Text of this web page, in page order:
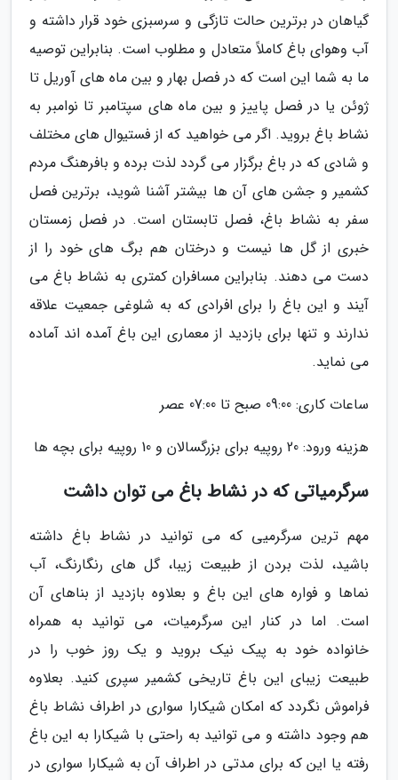
گیاهان در برترین حالت تازگی و سرسبزی خود قرار داشته و
آب وهوای باغ کاملاً متعادل و مطلوب است. بنابراین توصیه
ما به شما این است که در فصل بهار و بین ماه های آوریل تا
ژوئن یا در فصل پاییز و بین ماه های سپتامبر تا نوامبر به
نشاط باغ بروید. اگر می خواهید که از فستیوال های مختلف
و شادی که در باغ برگزار می گردد لذت برده و بافرهنگ مردم
کشمیر و جشن های آن ها بیشتر آشنا شوید، برترین فصل
سفر به نشاط باغ، فصل تابستان است. در فصل زمستان
خبری از گل ها نیست و درختان هم برگ های خود را از
دست می دهند. بنابراین مسافران کمتری به نشاط باغ می
آیند و این باغ را برای افرادی که به شلوغی جمعیت علاقه
ندارند و تنها برای بازدید از معماری این باغ آمده اند آماده
می نماید.
ساعات کاری: 09:00 صبح تا 07:00 عصر
هزینه ورود: 20 روپیه برای بزرگسالان و 10 روپیه برای بچه ها
سرگرمیاتی که در نشاط باغ می توان داشت
مهم ترین سرگرمیی که می توانید در نشاط باغ داشته
باشید، لذت بردن از طبیعت زیبا، گل های رنگارنگ، آب
نماها و فواره های این باغ و بعلاوه بازدید از بناهای آن
است. اما در کنار این سرگرمیات، می توانید به همراه
خانواده خود به پیک نیک بروید و یک روز خوب را در
طبیعت زیبای این باغ تاریخی کشمیر سپری کنید. بعلاوه
فراموش نگردد که امکان شیکارا سواری در اطراف نشاط باغ
هم وجود داشته و می توانید به راحتی با شیکارا به این باغ
رفته یا این که برای مدتی در اطراف آن به شیکارا سواری در